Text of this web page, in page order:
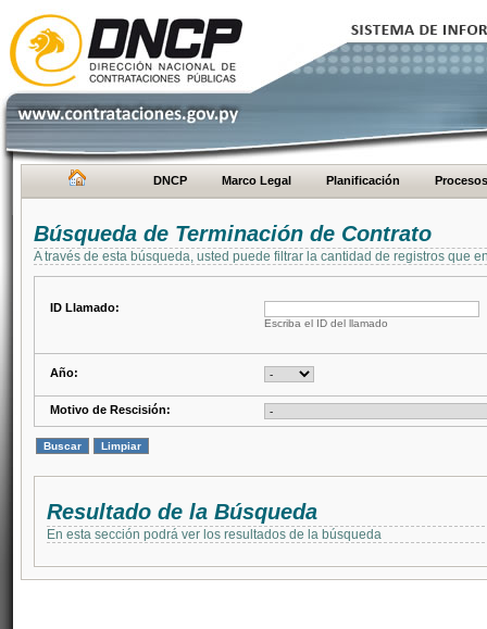
DNCP Marco Legal Planificación Procesos
Búsqueda de Terminación de Contrato
A través de esta búsqueda, usted puede filtrar la cantidad de registros que
ID Llamado:
Escriba el ID del llamado
Año:
Motivo de Rescisión:
Resultado de la Búsqueda
En esta sección podrá ver los resultados de la búsqueda